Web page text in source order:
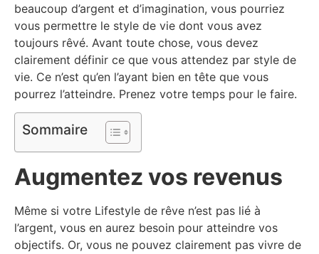
beaucoup d’argent et d’imagination, vous pourriez
vous permettre le style de vie dont vous avez
toujours rêvé. Avant toute chose, vous devez
clairement définir ce que vous attendez par style de
vie. Ce n’est qu’en l’ayant bien en tête que vous
pourrez l’atteindre. Prenez votre temps pour le faire.
Sommaire
Augmentez vos revenus
Même si votre Lifestyle de rêve n’est pas lié à
l’argent, vous en aurez besoin pour atteindre vos
objectifs. Or, vous ne pouvez clairement pas vivre de